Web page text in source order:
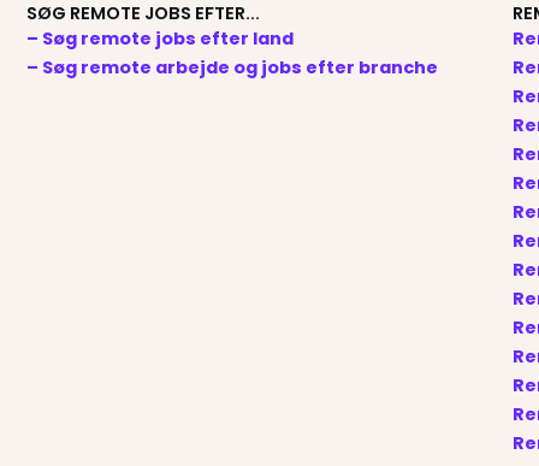
SØG REMOTE JOBS EFTER...
– Søg remote jobs efter land
– Søg remote arbejde og jobs efter branche